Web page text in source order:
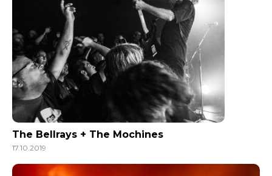
The Bellrays + The Mochines
17.10.2019